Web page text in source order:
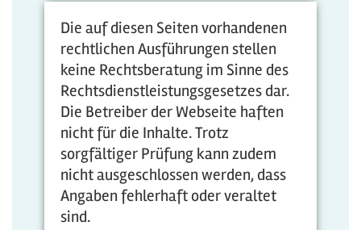
Die auf diesen Seiten vorhandenen
rechtlichen Ausführungen stellen
keine Rechtsberatung im Sinne des
Rechtsdienstleistungsgesetzes dar.
Die Betreiber der Webseite haften
nicht für die Inhalte. Trotz
sorgfältiger Prüfung kann zudem
nicht ausgeschlossen werden, dass
Angaben fehlerhaft oder veraltet
sind.